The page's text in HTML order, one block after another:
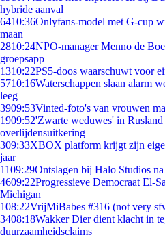
hybride aanval
6410:36Onlyfans-model met G-cup
maan
2810:24NPO-manager Menno de
groepsapp
1310:22PS5-doos waarschuwt voor
5710:16Waterschappen slaan alarm
leeg
3909:53Vinted-foto's van vrouwen
1909:52'Zwarte weduwes' in
overlijdensuitkering
309:33XBOX platform krijgt zijn
jaar
1109:29Ontslagen bij Halo Studios
4609:22Progressieve Democraat El-
Michigan
108:22VrijMiBabes #316 (not very
3408:18Wakker Dier dient klacht in
duurzaamheidsclaims